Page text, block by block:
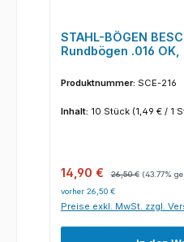
STAHL-BÖGEN
Rundbögen .016
Produktnummer: SCE-216
Inhalt: 10 Stück (1,49 € / 1
Verkaufspreis:
14,90 € Regulärer Preis:
26,50 € (43.77%
vorher 26,50 €
Preise exkl. MwSt. zzgl.